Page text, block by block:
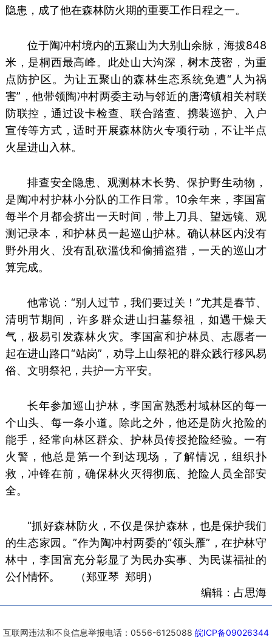
隐患，成了他在森林防火期的重要工作日程之一。
位于陶冲村境内的五聚山为大别山余脉，海拔848
米，是桐西最高峰。此处山大沟深，树木茂密，为重
点防护区。为让五聚山的森林生态系统免遭“人为祸
害”，他带领陶冲村两委主动与邻近的唐湾镇相关村联
防联控，通过设卡检查、联合踏查、携装巡护、入户
宣传等方式，适时开展森林防火专项行动，不让半点
火星进山入林。
排查安全隐患、观测林木长势、保护野生动物，
是陶冲村护林小分队的工作日常。10余年来，李国富
每半个月都会挤出一天时间，带上刀具、望远镜、观
测记录本，和护林员一起巡山护林。确认林区内没有
野外用火、没有乱砍滥伐和偷捕盗猎，一天的巡山才
算完成。
他常说：“别人过节，我们要过关！”尤其是春节、
清明节期间，许多群众进山扫墓祭祖，如遇干燥天
气，极易引发森林火灾。李国富和护林员、志愿者一
起在进山路口“站岗”，劝导上山祭祀的群众践行移风易
俗、文明祭祀，共护一方平安。
长年参加巡山护林，李国富熟悉村域林区的每一
个山头、每一条小道。除此之外，他还是防火抢险的
能手，经常向林区群众、护林员传授抢险经验。一有
火警，他总是第一个到达现场，了解情况，组织扑
救，冲锋在前，确保林火灭得彻底、抢险人员全部安
全。
“抓好森林防火，不仅是保护森林，也是保护我们
的生态家园。”作为陶冲村两委的“领头雁”，在护林守
林中，李国富充分彰显了为民办实事、为民谋福祉的
公仆情怀。 （郑亚琴 郑明）
编辑：占思海
互联网违法和不良信息举报电话：0556-6125088 皖ICP备09026344